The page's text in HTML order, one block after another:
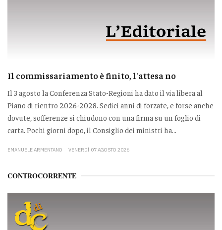
Il commissariamento è finito, l'attesa no
Il 3 agosto la Conferenza Stato-Regioni ha dato il via libera al
Piano di rientro 2026-2028. Sedici anni di forzate, e forse anche
dovute, sofferenze si chiudono con una firma su un foglio di
carta. Pochi giorni dopo, il Consiglio dei ministri ha...
EMANUELE ARMENTANO VENERDÌ 07 AGOSTO 2026
CONTROCORRENTE